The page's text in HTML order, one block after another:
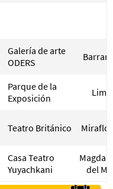
Galería de arte
ODERS
Parque de la
Exposición
Lima
Teatro Británico
Casa Teatro
Yuyachkani
del